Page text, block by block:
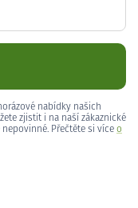
nabídky našich
zjistit i na naší zákaznické
Přečtěte si více o